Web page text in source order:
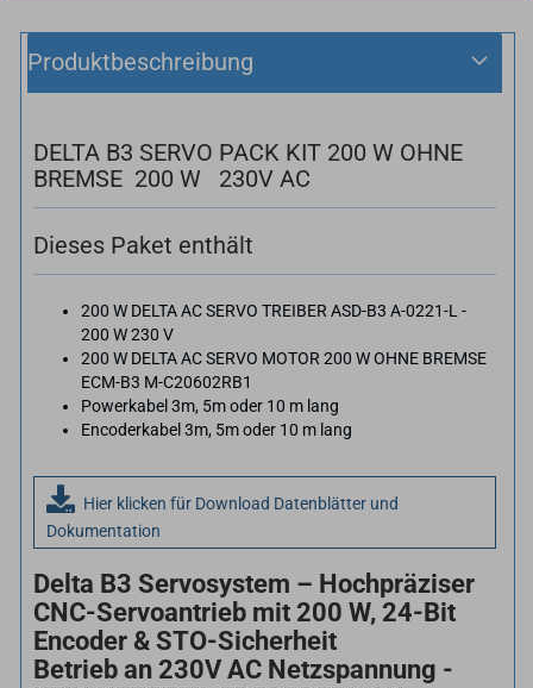
Produktbeschreibung
DELTA B3 SERVO PACK KIT 200 W OHNE
BREMSE 200 W 230V AC
Dieses Paket enthält
200 W DELTA AC SERVO TREIBER ASD-​B3 A-​0221-L -
200 W 230 V
200 W DELTA AC SERVO MOTOR 200 W OHNE BREMSE
ECM-​B3 M-​C20602RB1
Powerkabel 3m, 5m oder 10 m lang
Encoderkabel 3m, 5m oder 10 m lang
Hier klicken für Download Datenblätter und
Dokumentation
Delta B3 Servosystem – Hochpräziser
CNC-Servoantrieb mit 200 W, 24-Bit
Encoder & STO-Sicherheit
Betrieb an 230V AC Netzspannung -